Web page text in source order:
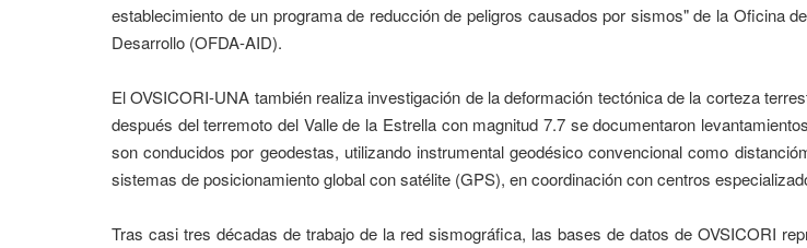
establecimiento de un programa de reducción de peligros causados por sismos" de la Oficina
Desarrollo (OFDA-AID).
El OVSICORI-UNA también realiza investigación de la deformación tectónica de la corteza
después del terremoto del Valle de la Estrella con magnitud 7.7 se documentaron
son conducidos por geodestas, utilizando instrumental geodésico convencional como
sistemas de posicionamiento global con satélite (GPS), en coordinación con centros
Tras casi tres décadas de trabajo de la red sismográfica, las bases de datos de OVSICORI